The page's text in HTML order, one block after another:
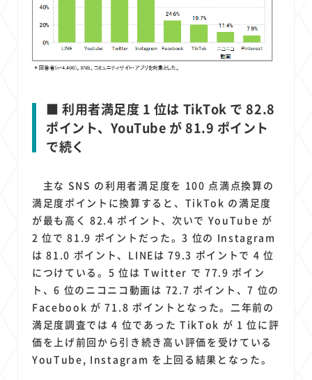
■ 利用者満足度 1 位は TikTok で 82.8
ポイント、YouTube が 81.9 ポイント
で続く
主な SNS の利用者満足度を 100 点満点換算の
満足度ポイントに換算すると、TikTok の満足度
が最も高く 82.4 ポイント、次いで YouTube が
2 位で 81.9 ポイントだった。3 位の Instagram
は 81.0 ポイント、LINEは 79.3 ポイントで 4 位
につけている。5 位は Twitter で 77.9 ポイン
ト、6 位のニコニコ動画は 72.7 ポイント、7 位の
Facebook が 71.8 ポイントとなった。二年前の
満足度調査では 4 位であった TikTok が 1 位に評
価を上げ前回から引き続き高い評価を受けている
YouTube, Instagram を上回る結果となった。